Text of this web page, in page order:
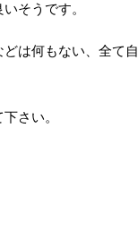
そうです。
は何もない、全て自
さい。